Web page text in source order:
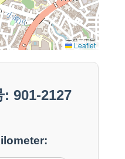
Leaflet
901-2127